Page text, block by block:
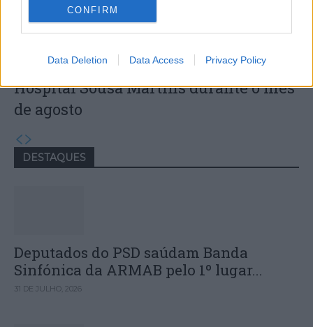
CONFIRM
Data Deletion Data Access Privacy Policy
Colheita de sangue regressa ao
Hospital Sousa Martins durante o mês
de agosto
DESTAQUES
Deputados do PSD saúdam Banda
Sinfónica da ARMAB pelo 1º lugar...
31 DE JULHO, 2026